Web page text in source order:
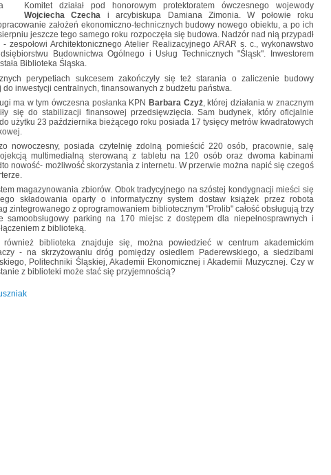
Komitet działał pod honorowym protektoratem ówczesnego wojewody
Wojciecha Czecha i arcybiskupa Damiana Zimonia. W połowie roku
założeń ekonomiczno-technicznych budowy nowego obiektu, a po ich
jeszcze tego samego roku rozpoczęła się budowa. Nadzór nad nią przypadł
zespołowi Architektonicznego Atelier Realizacyjnego ARAR s. c., wykonawstwo
Budownictwa Ogólnego i Usług Technicznych "Śląsk". Inwestorem
Biblioteka Śląska.
perypetiach sukcesem zakończyły się też starania o zaliczenie budowy
inwestycji centralnych, finansowanych z budżetu państwa.
ma w tym ówczesna posłanka KPN Barbara Czyż, której działania w znacznym
się do stabilizacji finansowej przedsięwzięcia. Sam budynek, który oficjalnie
użytku 23 października bieżącego roku posiada 17 tysięcy metrów kwadratowych
nowoczesny, posiada czytelnię zdolną pomieścić 220 osób, pracownie, salę
multimedialną sterowaną z tabletu na 120 osób oraz dwoma kabinami
nowość- możliwość skorzystania z internetu. W przerwie można napić się czegoś
magazynowania zbiorów. Obok tradycyjnego na szóstej kondygnacji mieści się
składowania oparty o informatyczny system dostaw książek przez robota
zintegrowanego z oprogramowaniem bibliotecznym "Prolib" całość obsługują trzy
samoobsługowy parking na 170 miejsc z dostępem dla niepełnosprawnych i
z biblioteką.
również biblioteka znajduje się, można powiedzieć w centrum akademickim
- na skrzyżowaniu dróg pomiędzy osiedlem Paderewskiego, a siedzibami
Politechniki Śląskiej, Akademii Ekonomicznej i Akademii Muzycznej. Czy w
z biblioteki może stać się przyjemnością?